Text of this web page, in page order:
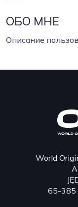
ОБО МНЕ
Описание
World
65-385